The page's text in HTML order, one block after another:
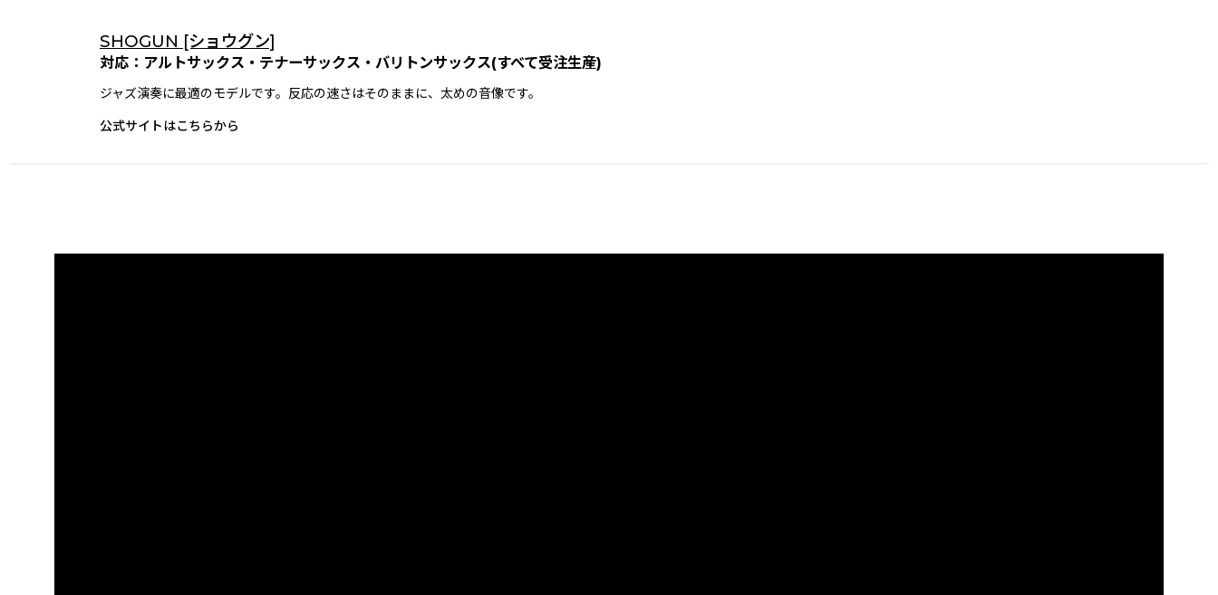
SHOGUN [ショウグン]
対応：アルトサックス・テナーサックス・バリトンサックス(すべて受注生産)
ジャズ演奏に最適のモデルです。反応の速さはそのままに、太めの音像です。
公式サイトはこちらから